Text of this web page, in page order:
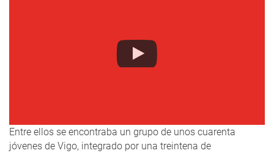
Entre ellos se encontraba un grupo de unos cuarenta
jóvenes de Vigo, integrado por una treintena de